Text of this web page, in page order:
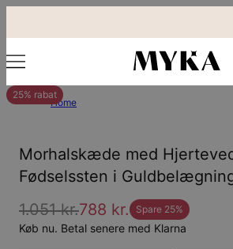
25% rabat
Home
Morhalskæde med
Fødselssten i
1.051 kr.788 kr. Spare 25%
Køb nu. Betal senere med Klarna